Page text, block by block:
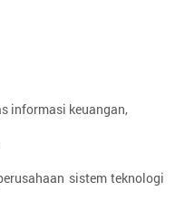
informasi keuangan,
sistem teknologi